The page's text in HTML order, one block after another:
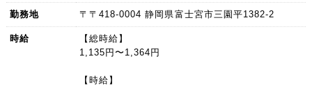
勤務地 〒〒418-0004 静岡県富士宮市三園平1382-2
時給
【総時給】
1,135円〜1,364円
【時給】